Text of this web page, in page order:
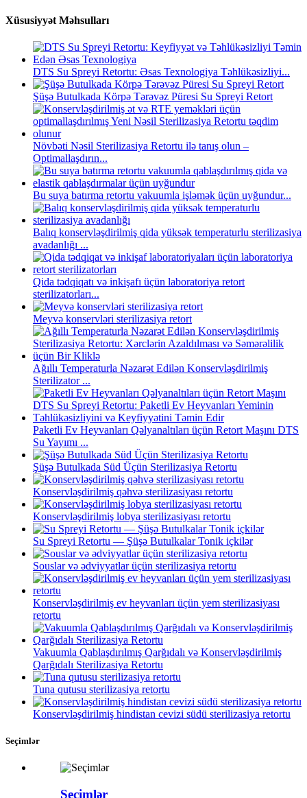
Xüsusiyyət Məhsulları
DTS Su Spreyi Retortu: Əsas Texnologiya Təhlükəsizliyi...
Şüşə Butulkada Körpə Tərəvəz Püresi Su Spreyi Retort
Növbəti Nəsil Sterilizasiya Retortu ilə tanış olun –
Optimallaşdırın...
Bu suya batırma retortu vakuumla işləmək üçün uyğundur...
Balıq konservləşdirilmiş qida yüksək temperaturlu sterilizasiya
avadanlığı ...
Qida tədqiqatı və inkişafı üçün laboratoriya retort
sterilizatorları...
Meyvə konservləri sterilizasiya retort
Ağıllı Temperaturla Nəzarət Edilən Konservləşdirilmiş
Sterilizator ...
Paketli Ev Heyvanları Qəlyanaltıları üçün Retort Maşını DTS
Su Yayımı ...
Şüşə Butulkada Süd Üçün Sterilizasiya Retortu
Konservləşdirilmiş qəhvə sterilizasiyası retortu
Konservləşdirilmiş lobya sterilizasiyası retortu
Su Spreyi Retortu — Şüşə Butulkalar Tonik içkilər
Souslar və ədviyyatlar üçün sterilizasiya retortu
Konservləşdirilmiş ev heyvanları üçün yem sterilizasiyası
retortu
Vakuumla Qablaşdırılmış Qarğıdalı və Konservləşdirilmiş
Qarğıdalı Sterilizasiya Retortu
Tuna qutusu sterilizasiya retortu
Konservləşdirilmiş hindistan cevizi südü sterilizasiya retortu
Seçimlər
Seçimlər